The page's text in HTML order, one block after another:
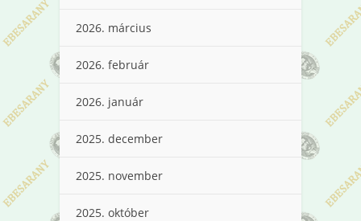
2026. március
2026. február
2026. január
2025. december
2025. november
2025. október